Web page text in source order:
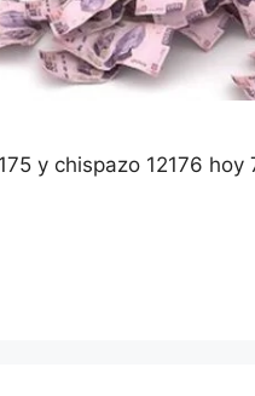
y chispazo 12176